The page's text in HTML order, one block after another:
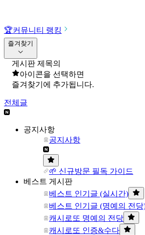
🏆커뮤니티 랭킹
즐겨찾기
게시판 제목의
아이콘을 선택하면
즐겨찾기에 추가됩니다.
전체글
공지사항
공지사항
🌱 신규방문 필독 가이드
베스트 게시판
베스트 인기글 (실시간)
베스트 인기글 (명예의 전당
캐시로또 명예의 전당
캐시로또 인증&수다